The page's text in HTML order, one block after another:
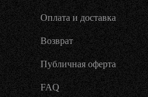
Оплата и доставка
Возврат
Публичная оферта
FAQ